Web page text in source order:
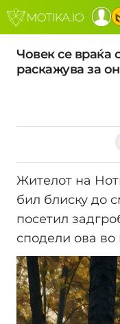
Човек се враќа
раскажува за
Жителот на
бил блиску до
посетил
сподели ова во